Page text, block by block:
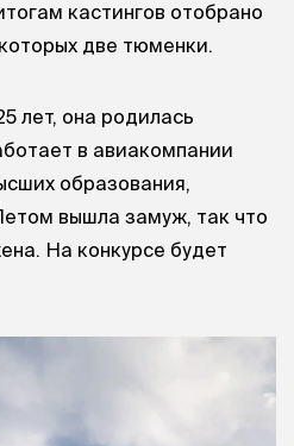
кастингов отобрано
две тюменки.
лет, она родилась
в авиакомпании
образования,
вышла замуж, так что
На конкурсе будет